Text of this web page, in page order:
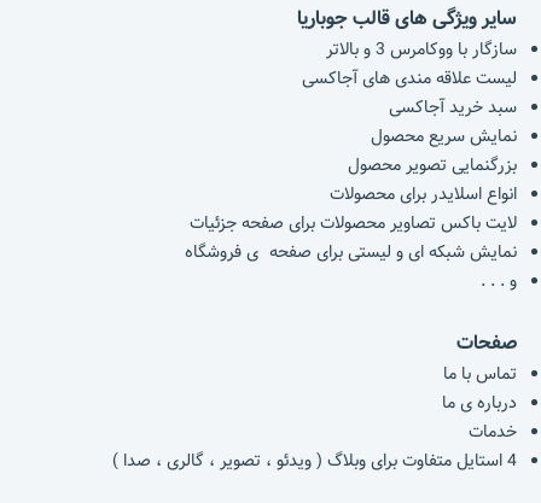
سایر ویژگی های قالب جوباریا
سازگار با ووکامرس 3 و بالاتر
لیست علاقه مندی های آجاکسی
سبد خرید آجاکسی
نمایش سریع محصول
بزرگنمایی تصویر محصول
انواع اسلایدر برای محصولات
لایت باکس تصاویر محصولات برای صفحه جزئیات
نمایش شبکه ای و لیستی برای صفحه ی فروشگاه
و . . .
صفحات
تماس با ما
درباره ی ما
خدمات
4 استایل متفاوت برای وبلاگ ( ویدئو ، تصویر ، گالری ، صدا )